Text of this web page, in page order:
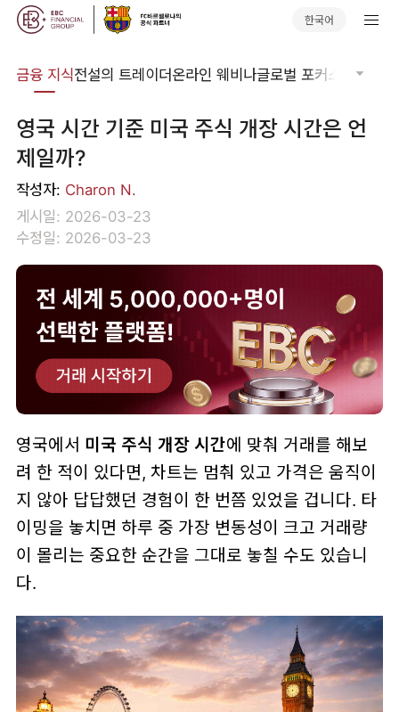
한국어
금융 지식전설의 트레이더온라인 웨비나글로벌 포커스 기술적
영국 시간 기준 미국 주식 개장 시간은 언
제일까?
작성자: Charon N.
게시일: 2026-03-23
수정일: 2026-03-23
영국에서 미국 주식 개장 시간에 맞춰 거래를 해보
려 한 적이 있다면, 차트는 멈춰 있고 가격은 움직이
지 않아 답답했던 경험이 한 번쯤 있었을 겁니다. 타
이밍을 놓치면 하루 중 가장 변동성이 크고 거래량
이 몰리는 중요한 순간을 그대로 놓칠 수도 있습니
다.